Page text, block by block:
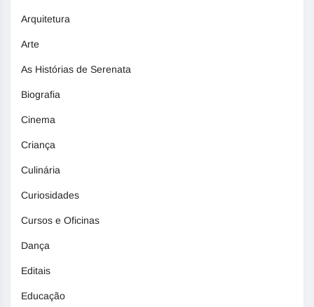
Arquitetura
Arte
As Histórias de Serenata
Biografia
Cinema
Criança
Culinária
Curiosidades
Cursos e Oficinas
Dança
Editais
Educação